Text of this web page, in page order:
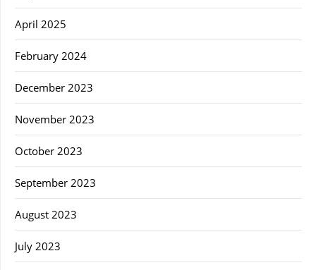
April 2025
February 2024
December 2023
November 2023
October 2023
September 2023
August 2023
July 2023